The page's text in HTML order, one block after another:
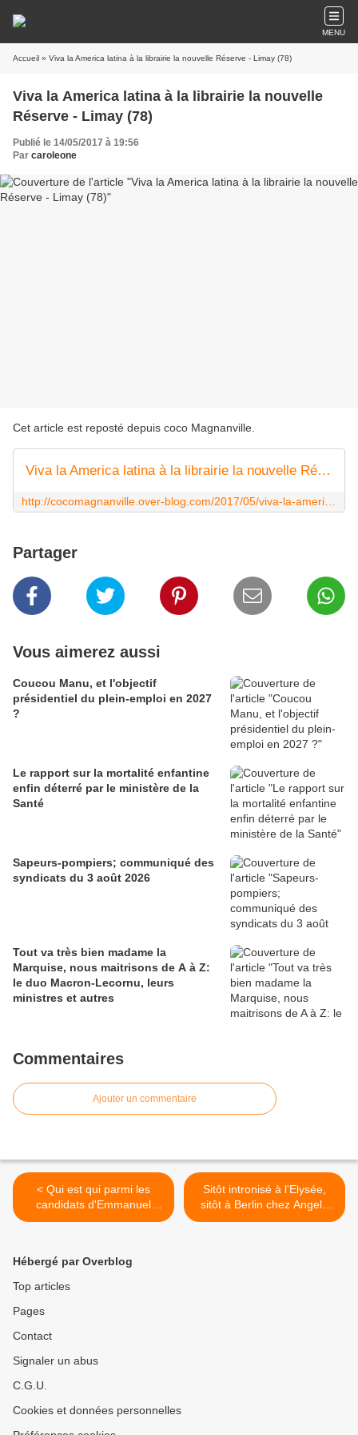
MENU
Accueil » Viva la America latina à la librairie la nouvelle Réserve - Limay (78)
Viva la America latina à la librairie la nouvelle
Réserve - Limay (78)
Publié le 14/05/2017 à 19:56
Par caroleone
Cet article est reposté depuis coco Magnanville
Viva la America latina à la librairie la nouvelle Réserve - Limay (78)
Partager
Vous aimerez aussi
Coucou Manu, et l'objectif
présidentiel du plein-emploi en 2027
?
Le rapport sur la mortalité enfantine
enfin déterré par le ministère de la
Santé
Sapeurs-pompiers; communiqué des
syndicats du 3 août 2026
Tout va très bien madame la
Marquise, nous maitrisons de A à Z:
le duo Macron-Lecornu, leurs
ministres et autres
Commentaires
Ajouter un commentaire
< Qui est qui parmi les
candidats d'Emmanuel
Macron à l'élection
Sitôt intronisé à l'Elysée,
sitôt à Berlin chez Angela
Merkel >
Hébergé par Overblog
Top articles
Pages
Contact
Signaler un abus
C.G.U.
Cookies et données personnelles